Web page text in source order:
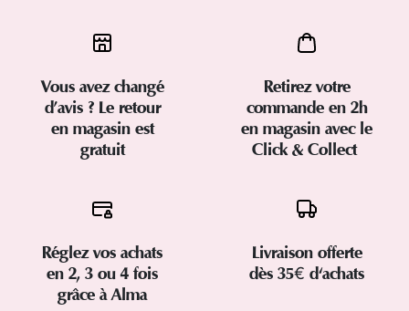
Vous avez changé
d’avis ? Le retour
en magasin est
gratuit
Retirez votre
commande en 2h
en magasin avec le
Click & Collect
Réglez vos achats
en 2, 3 ou 4 fois
grâce à Alma
Livraison offerte
dès 35€ d'achats